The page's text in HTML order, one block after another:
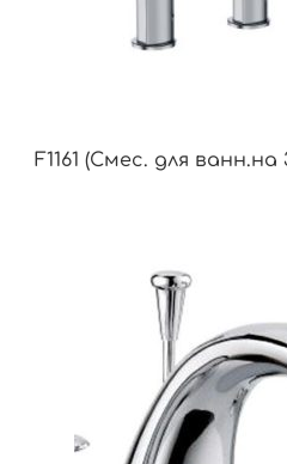
F1161 (Смес. для